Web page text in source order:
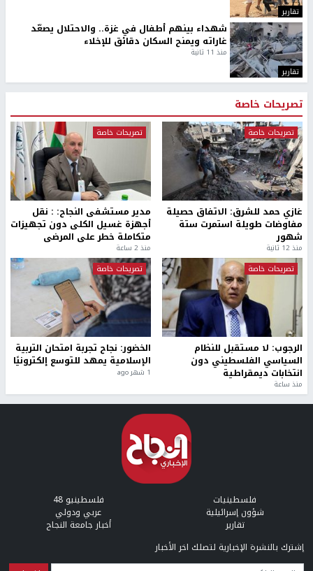
تقارير
تقارير
شهداء بينهم أطفال في غزة.. والاحتلال يصعّد
غاراته ويمنح السكان دقائق للإخلاء
منذ 11 ثانية
تصريحات خاصة
تصريحات خاصة
غازي حمد للشرق: الاتفاق حصيلة
مفاوضات طويلة استمرت ستة
شهور
منذ 12 ثانية
تصريحات خاصة
مدير مستشفى النجاح: : نقل
أجهزة غسيل الكلى دون تجهيزات
متكاملة خطر على المرضى
منذ 2 ساعة
تصريحات خاصة
الرجوب: لا مستقبل للنظام
السياسي الفلسطيني دون
انتخابات ديمقراطية
منذ ساعة
تصريحات خاصة
الخضور: نجاح تجربة امتحان التربية
الإسلامية يمهد للتوسع إلكترونيًا
1 شهر ago
فلسطينيات فلسطينيو 48
شؤون إسرائيلية عربي ودولي
تقارير
أخبار جامعة النجاح
إشترك بالنشرة الإخبارية لتصلك اخر الأخبار